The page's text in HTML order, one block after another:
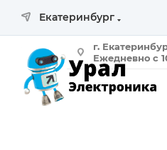
Екатеринбург
г.
Ежедневно с